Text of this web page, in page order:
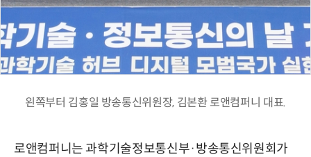
왼쪽부터 김홍일 방송통신위원장, 김본환 로앤컴퍼니 대표.
로앤컴퍼니는 과학기술정보통신부·방송통신위원회가